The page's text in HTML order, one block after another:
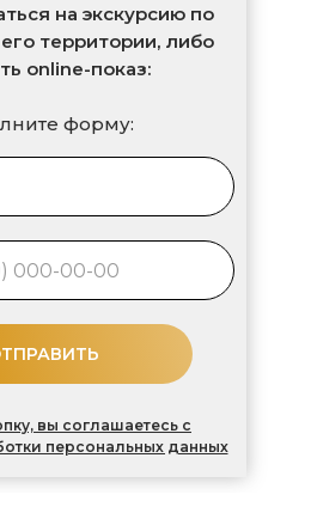
вы соглашаетесь с
персональных данных
на экскурсию по
территории, либо
online-показ:
форму: